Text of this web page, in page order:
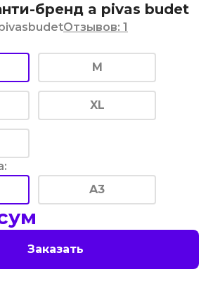
бренд a pivas budet
Отзывов: 1
M
XL
:
A3
Заказать